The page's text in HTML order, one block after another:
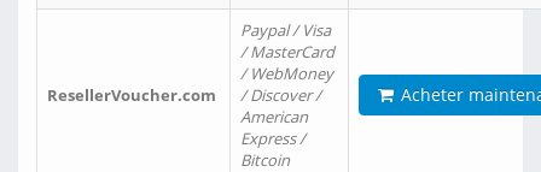
ResellerVoucher.com
Paypal / Visa
/ MasterCard
/ WebMoney
/ Discover /
American
Express /
Bitcoin
Acheter